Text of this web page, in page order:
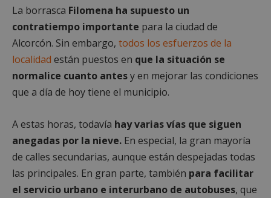
La borrasca Filomena ha supuesto un
contratiempo importante para la ciudad de
Alcorcón. Sin embargo, todos los esfuerzos de la
localidad están puestos en que la situación se
normalice cuanto antesy en mejorar las condiciones
que a día de hoy tiene el municipio.
A estas horas, todavía hay varias vías que siguen
anegadas por la nieve. En especial, la gran mayoría
de calles secundarias, aunque están despejadas todas
las principales. En gran parte, también para facilitar
el servicio urbano e interurbano de autobuses, que